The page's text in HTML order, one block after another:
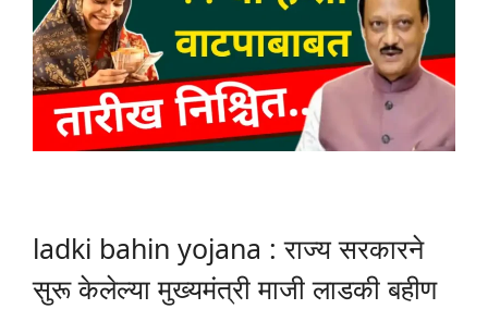
ladki bahin yojana : राज्य सरकारने
सुरू केलेल्या मुख्यमंत्री माजी लाडकी बहीण